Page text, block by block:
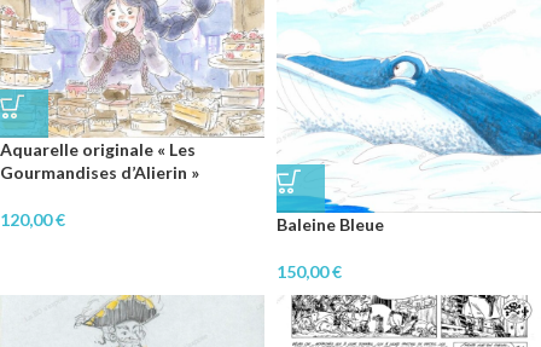
Aquarelle originale « Les
Gourmandises d’Alierin »
120,00€ Baleine Bleue
150,00€